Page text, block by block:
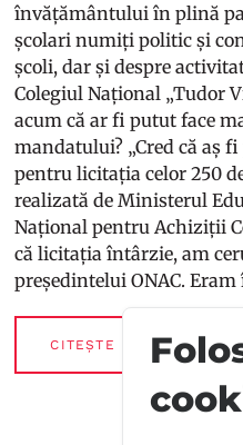
învățământului în plină
școlari numiți politic și
școli, dar și despre
Colegiul Național „Tudor
acum că ar fi putut face
mandatului? „Cred că aș
pentru licitația celor 250
realizată de Ministerul
Național pentru Achiziții
că licitația întârzie, am
președintelui ONAC.
CITEȘTE MAI MULT